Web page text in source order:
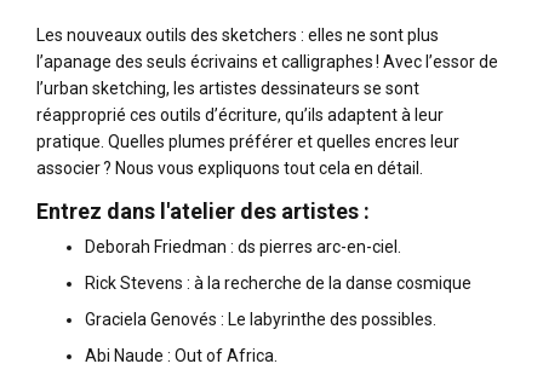
Les nouveaux outils des sketchers : elles ne sont plus
l’apanage des seuls écrivains et calligraphes ! Avec l’essor de
l’urban sketching, les artistes dessinateurs se sont
réapproprié ces outils d’écriture, qu’ils adaptent à leur
pratique. Quelles plumes préférer et quelles encres leur
associer ? Nous vous expliquons tout cela en détail.
Entrez dans l'atelier des artistes :
Deborah Friedman : ds pierres arc-en-ciel.
Rick Stevens : à la recherche de la danse cosmique
Graciela Genovés : Le labyrinthe des possibles.
Abi Naude : Out of Africa.